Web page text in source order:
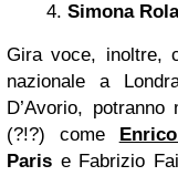
Simona
Gira voce, inoltre,
nazionale a
D’Avorio,
(?!?) come
Paris e Fabrizio